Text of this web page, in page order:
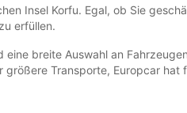
Insel Korfu. Egal, ob Sie
erfüllen.
breite Auswahl an
Transporte, Europcar hat